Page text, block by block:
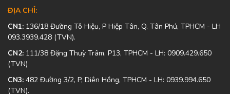
ĐỊA CHỈ:
CN1: 136/18 Đường Tô Hiệu, P Hiệp Tân, Q. Tân Phú, TPHCM - LH
093.3939.428 (TVN).
CN2: 111/38 Đặng Thuỳ Trâm, P13, TPHCM - LH: 0909.429.650
(TVN)
CN3: 482 Đường 3/2, P, Diên Hồng, TPHCM - LH: 0939.994.650
(TVN).